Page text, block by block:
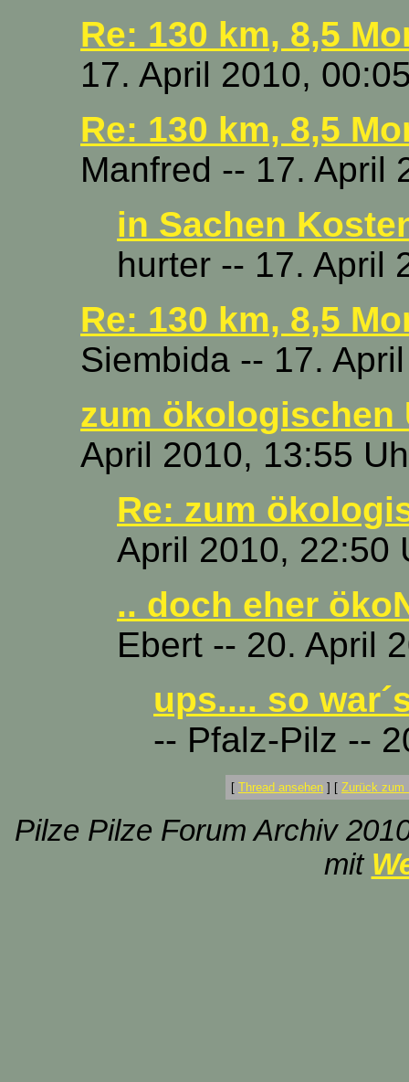
Re: 130 km, 8,5
17. April 2010,
Re: 130 km, 8,5
Manfred -- 17. April
in Sachen
hurter -- 17. April
Re: 130 km, 8,5
Siembida -- 17.
zum ökologischen
April 2010, 13:55
Re: zum
April 2010, 22:50
.. doch eher
Ebert -- 20. April
ups.... so
-- Pfalz-Pilz --
[ Thread ansehen ] [ Zurück zum
Pilze Pilze Forum Archiv
mit